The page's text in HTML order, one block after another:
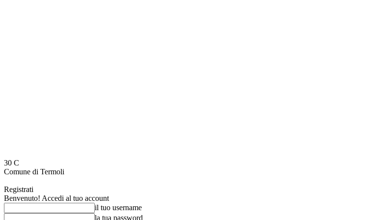
30 C
Comune di Termoli
Registrati
Benvenuto! Accedi al tuo account
il tuo username
la tua password